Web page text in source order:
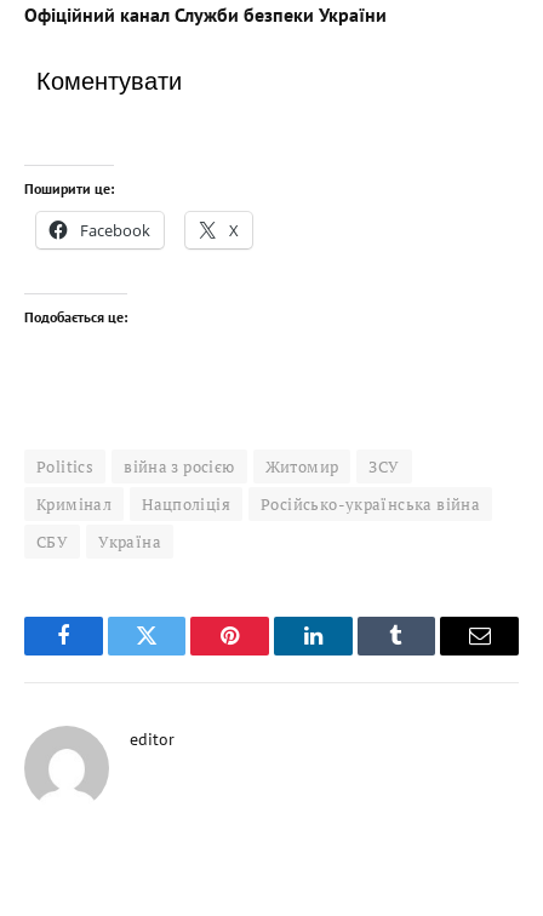
Офіційний канал Служби безпеки України
Коментувати
Поширити це:
Facebook X
Подобається це:
Politics війна з росією Житомир
ЗСУ
Кримінал
Нацполіція
Російсько-українська війна
СБУ
Україна
FacebookTwitter Pinterest LinkedInTumblr Email
editor